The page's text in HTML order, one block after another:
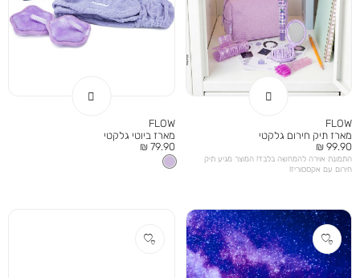
FLOW
מארז תיק חירום גלקטי
מחיר
מוצר
99.90 ₪
התמונת אוירה להמחשה בלבד! המוצר מגיע תיק
חירום עם אקססוריז!
FLOW
מארז ביוטי גלקטי
מחיר
מוצר
79.90 ₪